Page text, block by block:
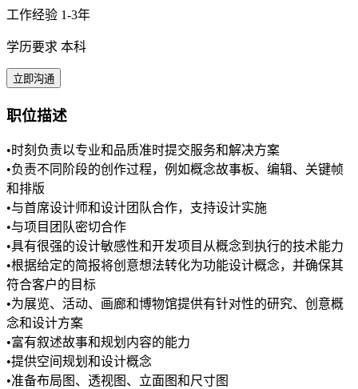
工作经验 1-3年
学历要求 本科
立即沟通
职位描述
•时刻负责以专业和品质准时提交服务和解决方案
•负责不同阶段的创作过程，例如概念故事板、编辑、关键帧
和排版
•与首席设计师和设计团队合作，支持设计实施
•与项目团队密切合作
•具有很强的设计敏感性和开发项目从概念到执行的技术能力
•根据给定的简报将创意想法转化为功能设计概念，并确保其
符合客户的目标
•为展览、活动、画廊和博物馆提供有针对性的研究、创意概
念和设计方案
•富有叙述故事和规划内容的能力
•提供空间规划和设计概念
•准备布局图、透视图、立面图和尺寸图